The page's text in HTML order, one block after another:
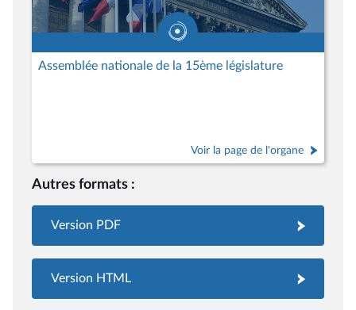
Assemblée nationale de la 15ème législature
Voir la page de l'organe
Autres formats :
Version PDF
Version HTML